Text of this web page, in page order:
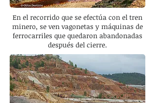
En el recorrido que se efectúa con el tren
minero, se ven vagonetas y máquinas de
ferrocarriles que quedaron abandonadas
después del cierre.